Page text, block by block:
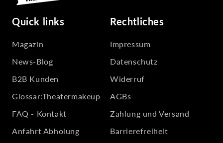
Quick links
Magazin
News-Blog
B2B Kunden
Glossar:Theatermakeup
FAQ - Kontakt
Anfahrt Abholung
Rechtliches
Impressum
Datenschutz
Widerruf
AGBs
Zahlung und Versand
Barrierefreiheit